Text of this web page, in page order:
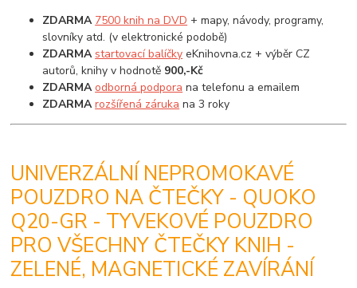
ZDARMA 7500 knih na DVD + mapy, návody, programy,
slovníky atd. (v elektronické podobě)
ZDARMA startovací balíčky eKnihovna.cz + výběr CZ
autorů, knihy v hodnotě 900,-Kč
ZDARMA odborná podpora na telefonu a emailem
ZDARMA rozšířená záruka na 3 roky
UNIVERZÁLNÍ NEPROMOKAVÉ
POUZDRO NA ČTEČKY - QUOKO
Q20-GR - TYVEKOVÉ POUZDRO
PRO VŠECHNY ČTEČKY KNIH -
ZELENÉ, MAGNETICKÉ ZAVÍRÁNÍ